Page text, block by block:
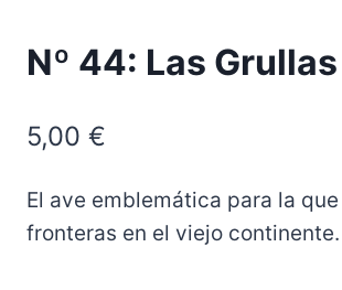
Nº 44: Las
5,00 €
El ave emblemática para la
fronteras en el viejo continente.